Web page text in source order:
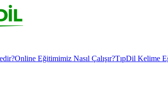
Online Eğitimimiz Nasıl Çalışır?TıpDil Kelime